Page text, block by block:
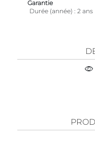
Garantie
Durée (année)
2 ans